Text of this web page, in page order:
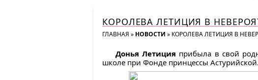
КОРОЛЕВА ЛЕТИЦИЯ В
ГЛАВНАЯ » НОВОСТИ » КОРОЛЕВА ЛЕТИЦИЯ В
Донья Летиция прибыла в свой
школе при Фонде принцессы Астурийской.